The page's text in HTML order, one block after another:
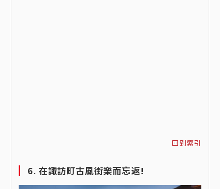
回到索引
6. 在諏訪町古風街樂而忘返!